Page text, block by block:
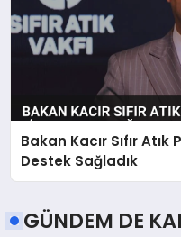
Bakan Kacır Sıfır
Destek Sağladık
GÜNDEM DE